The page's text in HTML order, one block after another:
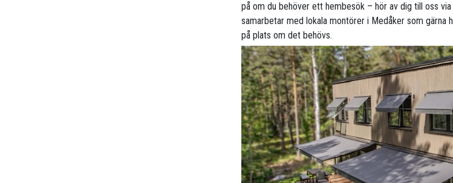
på om du behöver ett hembesök – hör av dig till oss
samarbetar med lokala montörer i Medåker som gärna
på plats om det behövs.